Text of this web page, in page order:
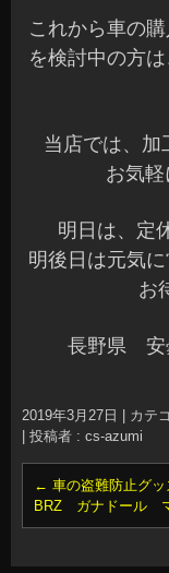
これから車の
を検討中の方
当店では、加
お気
明日は、定
明後日は元気
お
長野県 安
2019年3月27日 カテ
投稿者 : cs-azumi
← 車の盗難防止グ
BRZ ガナドール